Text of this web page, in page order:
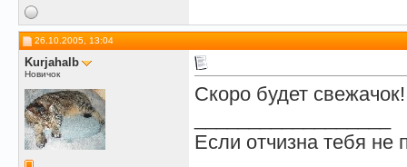
26.10.2005, 13:04
Kurjahalb
Новичок
Скоро будет
Если отчизна тебя не